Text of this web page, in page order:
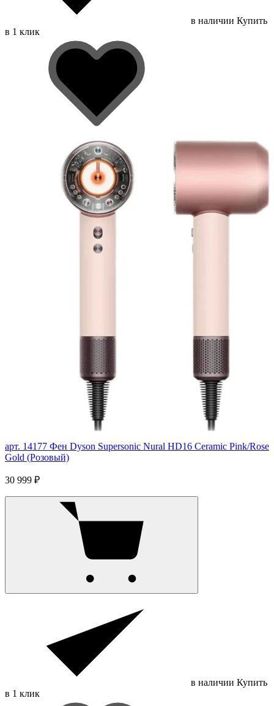
в наличии Купить
в 1 клик
арт. 14177 Фен Dyson Supersonic Nural HD16 Ceramic Pink/Rose
Gold (Розовый)
30 999 ₽
в наличии Купить
в 1 клик